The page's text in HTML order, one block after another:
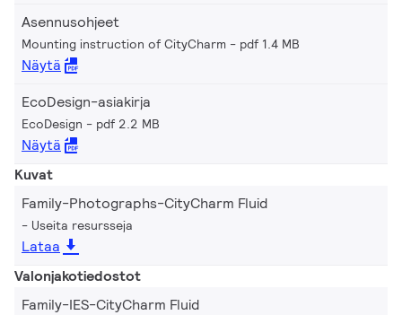
Asennusohjeet
Mounting instruction of CityCharm pdf 1.4 MB
Näytä
EcoDesign-asiakirja
EcoDesign pdf 2.2 MB
Näytä
Kuvat
Family-Photographs-CityCharm Fluid
Useita resursseja
Lataa
Valonjakotiedostot
Family-IES-CityCharm Fluid